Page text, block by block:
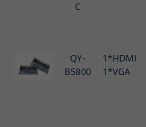
C
QY-
B5800
1*HDMI
1*VGA